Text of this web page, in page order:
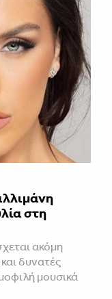
στη
ακόμη
δυνατές
μουσικά